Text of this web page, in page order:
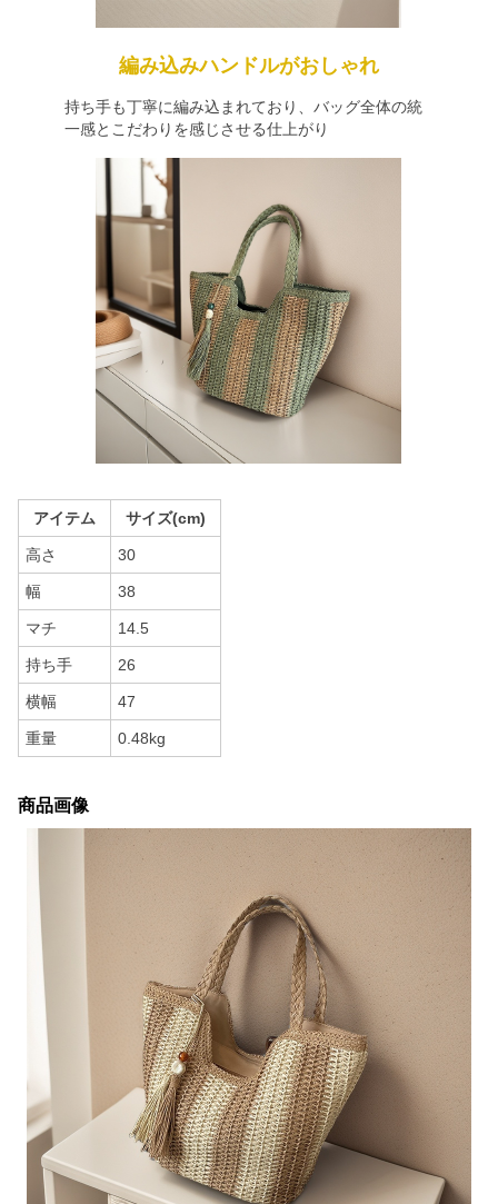
編み込みハンドルがおしゃれ
持ち手も丁寧に編み込まれており、バッグ全体の統
一感とこだわりを感じさせる仕上がり
アイテム サイズ(cm)
高さ 30
幅 38
マチ 14.5
持ち手 26
横幅 47
重量 0.48kg
商品画像